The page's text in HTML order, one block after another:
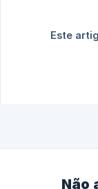
Este
Não